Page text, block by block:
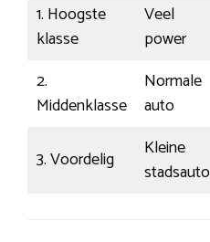
1. Hoogste
klasse
Veel
power
2.
Middenklasse
Normale
auto
3. Voordelig
Kleine
stadsauto